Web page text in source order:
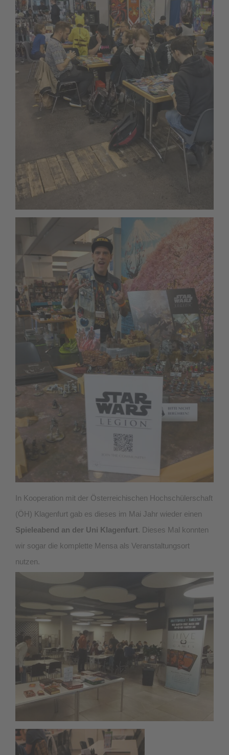
In Kooperation mit der Österreichischen Hochschülerschaft
(ÖH) Klagenfurt gab es dieses im Mai Jahr wieder einen
Spieleabend an der Uni Klagenfurt. Dieses Mal konnten
wir sogar die komplette Mensa als Veranstaltungsort
nutzen.